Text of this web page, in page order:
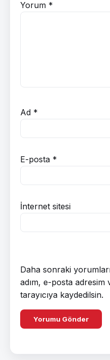
Yorum *
Ad *
E-posta *
İnternet sitesi
Daha sonraki
adım, e-posta adresim
tarayıcıya kaydedilsin.